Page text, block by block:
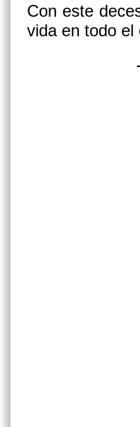
Con este
vida en todo el